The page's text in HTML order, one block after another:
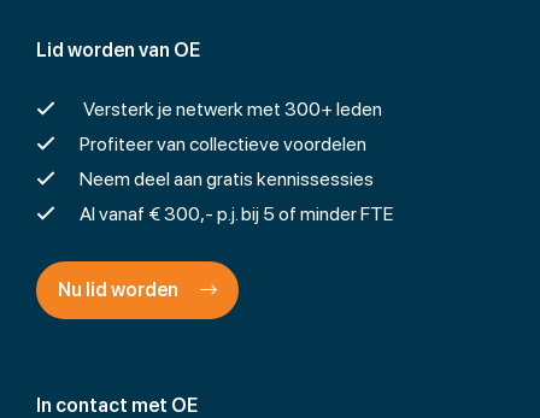
In contact met OE
Lid worden van OE
Versterk je netwerk met 300+ leden
Profiteer van collectieve voordelen
Neem deel aan gratis kennissessies
Al vanaf € 300,- p.j. bij 5 of minder FTE
Nu lid worden